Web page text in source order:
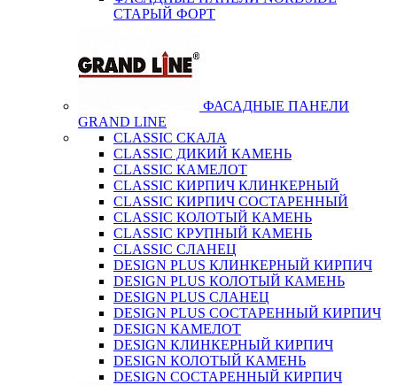
СТАРЫЙ ФОРТ
ФАСАДНЫЕ ПАНЕЛИ
GRAND LINE
CLASSIC СКАЛА
CLASSIC ДИКИЙ КАМЕНЬ
CLASSIC КАМЕЛОТ
CLASSIC КИРПИЧ КЛИНКЕРНЫЙ
CLASSIC КИРПИЧ СОСТАРЕННЫЙ
CLASSIC КОЛОТЫЙ КАМЕНЬ
CLASSIC КРУПНЫЙ КАМЕНЬ
CLASSIC СЛАНЕЦ
DESIGN PLUS КЛИНКЕРНЫЙ КИРПИЧ
DESIGN PLUS КОЛОТЫЙ КАМЕНЬ
DESIGN PLUS СЛАНЕЦ
DESIGN PLUS СОСТАРЕННЫЙ КИРПИЧ
DESIGN КАМЕЛОТ
DESIGN КЛИНКЕРНЫЙ КИРПИЧ
DESIGN КОЛОТЫЙ КАМЕНЬ
DESIGN СОСТАРЕННЫЙ КИРПИЧ